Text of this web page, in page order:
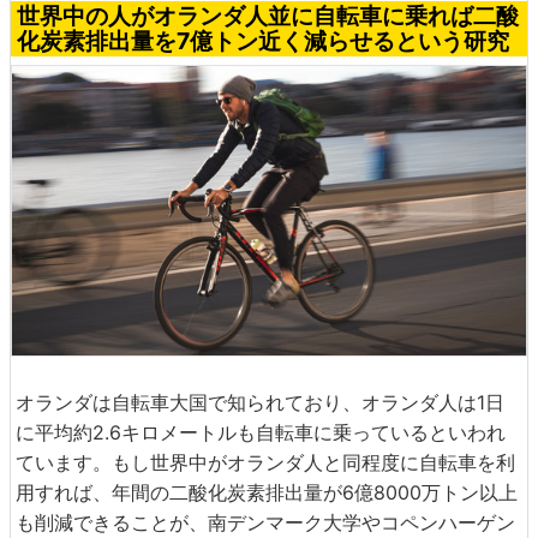
世界中の人がオランダ人並に自転車に乗れば二酸
化炭素排出量を7億トン近く減らせるという研究
オランダは自転車大国で知られており、オランダ人は1日
に平均約2.6キロメートルも自転車に乗っているといわれ
ています。もし世界中がオランダ人と同程度に自転車を利
用すれば、年間の二酸化炭素排出量が6億8000万トン以上
も削減できることが、南デンマーク大学やコペンハーゲン